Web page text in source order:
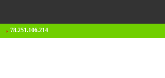
78.251.106.214